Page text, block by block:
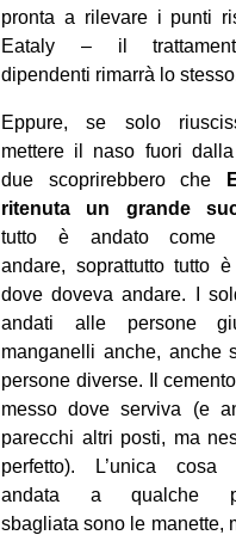
pronta a rilevare i punti
Eataly – il
dipendenti rimarrà lo
Eppure, se solo
mettere il naso fuori
due scoprirebbero che
ritenuta un grande
tutto è andato come
andare, soprattutto tutto
dove doveva andare. I
andati alle persone
manganelli anche, anche
persone diverse. Il
messo dove serviva (e
parecchi altri posti, ma
perfetto). L’unica
andata a qualche
sbagliata sono le manette,